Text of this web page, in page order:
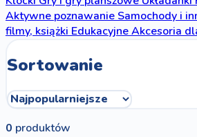
Aktywne poznawanieSamochody i
filmy, książkiEdukacyjneAkcesoria
Sortowanie
0 produktów